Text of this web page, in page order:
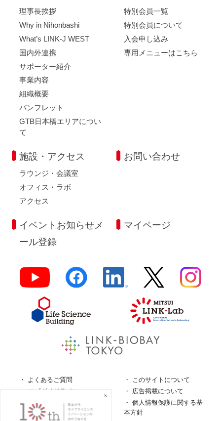
理事長挨拶
Why in Nihonbashi
What’s LINK-J WEST
国内外連携
サポーター紹介
事業内容
組織概要
パンフレット
GTB日本橋エリアについ
て
特別会員一覧
特別会員について
入会申し込み
専用メニューはこちら
施設・アクセス
ラウンジ・会議室
オフィス・ラボ
アクセス
お問い合わせ
イベントお知らせメ
ール登録
マイページ
よくあるご質問
このサイトについて
ロゴガイドライン
広告掲載について
特定商取引法に基づく表
個人情報保護に関する基
本方針